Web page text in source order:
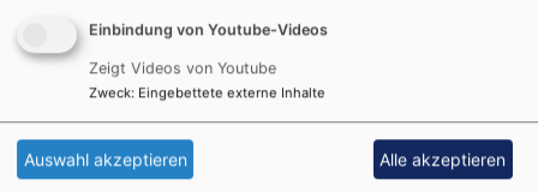
Nächste Veranstaltungen
So, 9.8. 10 Uhr
Einbindung von Youtube-Videos
Zeigt Videos von Youtube
Zweck: Eingebettete externe Inhalte
Auswahl akzeptieren Alle akzeptieren